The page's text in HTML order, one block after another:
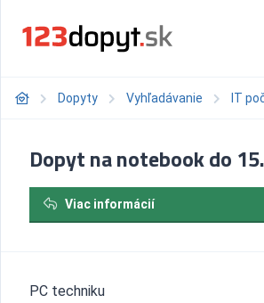
Dopyty Vyhľadávanie IT
Dopyt na notebook do
Viac informácií
PC techniku